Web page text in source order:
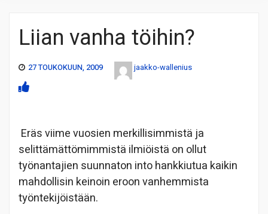
Liian vanha töihin?
27 TOUKOKUUN, 2009 jaakko-wallenius
Eräs viime vuosien merkillisimmistä ja
selittämättömimmistä ilmiöistä on ollut
työnantajien suunnaton into hankkiutua kaikin
mahdollisin keinoin eroon vanhemmista
työntekijöistään.